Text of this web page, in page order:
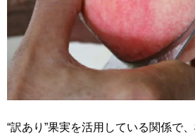
“訳あり”果実を活用している関係で